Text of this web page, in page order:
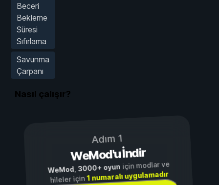
Beceri
Bekleme
Süresi
Sıfırlama
Savunma
Çarpanı
Nasıl çalışır?
Adım 1
WeMod'u İndir
WeMod,3000+ oyuniçin modlar ve
hileler için1 numaralı uygulamadır